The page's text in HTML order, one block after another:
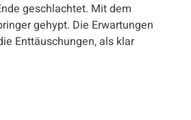
geschlachtet. Mit dem
gehypt. Die Erwartungen
Enttäuschungen, als klar